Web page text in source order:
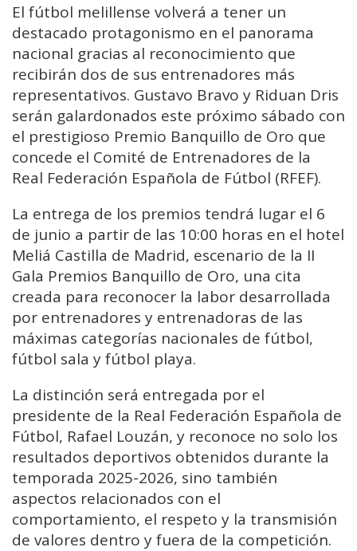
El fútbol melillense volverá a tener un
destacado protagonismo en el panorama
nacional gracias al reconocimiento que
recibirán dos de sus entrenadores más
representativos. Gustavo Bravo y Riduan Dris
serán galardonados este próximo sábado con
el prestigioso Premio Banquillo de Oro que
concede el Comité de Entrenadores de la
Real Federación Española de Fútbol (RFEF).
La entrega de los premios tendrá lugar el 6
de junio a partir de las 10:00 horas en el hotel
Meliá Castilla de Madrid, escenario de la II
Gala Premios Banquillo de Oro, una cita
creada para reconocer la labor desarrollada
por entrenadores y entrenadoras de las
máximas categorías nacionales de fútbol,
fútbol sala y fútbol playa.
La distinción será entregada por el
presidente de la Real Federación Española de
Fútbol, Rafael Louzán, y reconoce no solo los
resultados deportivos obtenidos durante la
temporada 2025-2026, sino también
aspectos relacionados con el
comportamiento, el respeto y la transmisión
de valores dentro y fuera de la competición.